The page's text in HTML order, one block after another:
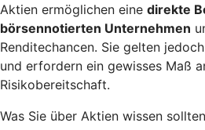
Aktien ermöglichen eine direkte
börsennotierten Unternehmen
Renditechancen. Sie gelten
und erfordern ein gewisses Maß
Risikobereitschaft.
Was Sie über Aktien wissen